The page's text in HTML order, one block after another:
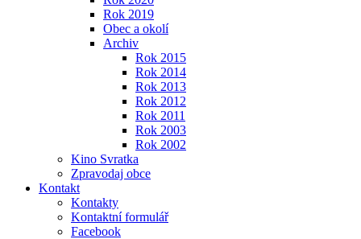
Rok 2019
Obec a okolí
Archiv
Rok 2015
Rok 2014
Rok 2013
Rok 2012
Rok 2011
Rok 2003
Rok 2002
Kino Svratka
Zpravodaj obce
Kontakt
Kontakty
Kontaktní formulář
Facebook